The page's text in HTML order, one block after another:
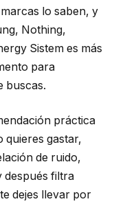
lo saben, y
Nothing,
Sistem es más
para
buscas.
práctica
quieres gastar,
de ruido,
después filtra
dejes llevar por